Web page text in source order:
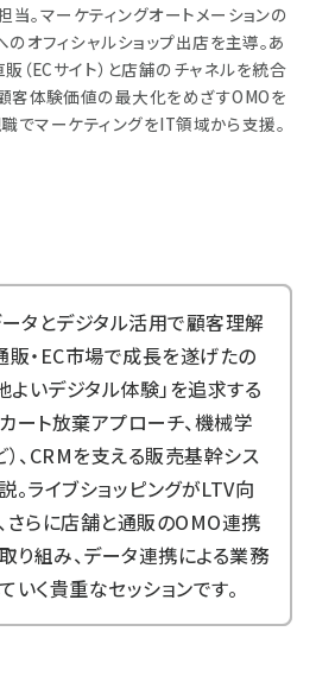
。マーケティングオートメーションの
オフィシャルショップ出店を主導。あ
（ECサイト）と店舗のチャネルを統合
客体験価値の最大化をめざすOMOを
でマーケティングをIT領域から支援。
ータとデジタル活用で顧客理解
販・EC市場で成長を遂げたの
よいデジタル体験」を追求する
ート放棄アプローチ、機械学
、CRMを支える販売基幹シス
ライブショッピングがLTV向
さらに店舗と通販のOMO連携
り組み、データ連携による業務
く貴重なセッションです。